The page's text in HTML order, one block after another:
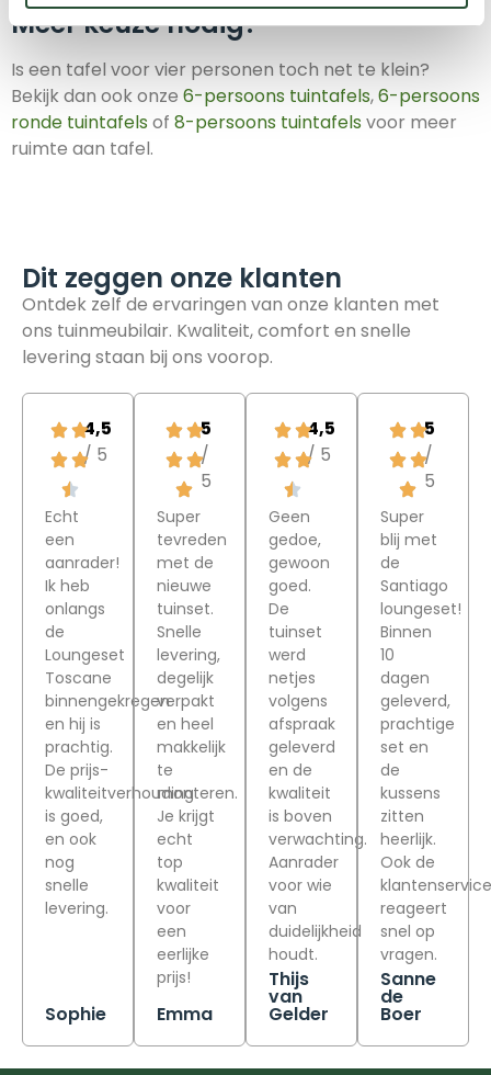
Meer keuze nodig?
Is een tafel voor vier personen toch net te klein?
Bekijk dan ook onze 6-persoons tuintafels,6-persoons
ronde tuintafelsof 8-persoons tuintafelsvoor meer
ruimte aan tafel.
Dit zeggen onze klanten​
Ontdek zelf de ervaringen van onze klanten met
ons tuinmeubilair. Kwaliteit, comfort en snelle
levering staan ​​bij ons voorop.
4,5
/ 5
Echt
een
aanrader!
Ik heb
onlangs
de
Loungeset
Toscane
binnengekregen
en hij is
prachtig.
De prijs-
kwaliteitverhouding
is goed,
en ook
nog
snelle
levering.
Sophie
5
/
5
Super
tevreden
met de
nieuwe
tuinset.
Snelle
levering,
degelijk
verpakt
en heel
makkelijk
te
monteren.
Je krijgt
echt
top
kwaliteit
voor
een
eerlijke
prijs!
Emma
4,5
/ 5
Geen
gedoe,
gewoon
goed.
De
tuinset
werd
netjes
volgens
afspraak
geleverd
en de
kwaliteit
is boven
verwachting.
Aanrader
voor wie
van
duidelijkheid
houdt.
Thijs
van
Gelder
5
/
5
Super
blij met
de
Santiago
loungeset!
Binnen
10
dagen
geleverd,
prachtige
set en
de
kussens
zitten
heerlijk.
Ook de
klantenservice
reageert
snel op
vragen.
Sanne
de
Boer